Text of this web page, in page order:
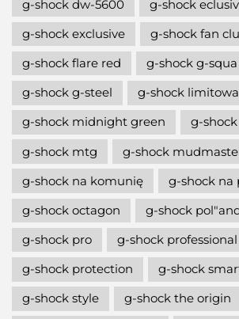
g-shock dw-5600
g-shock
g-shock exclusive
g-shock fan
g-shock flare red
g-shock g-
g-shock g-steel
g-shock
g-shock midnight green
g-
g-shock mtg
g-shock
g-shock na komunię
g-shock na
g-shock octagon
g-shock
g-shock pro
g-shock professional
g-shock protection
g-shock
g-shock style
g-shock the origin